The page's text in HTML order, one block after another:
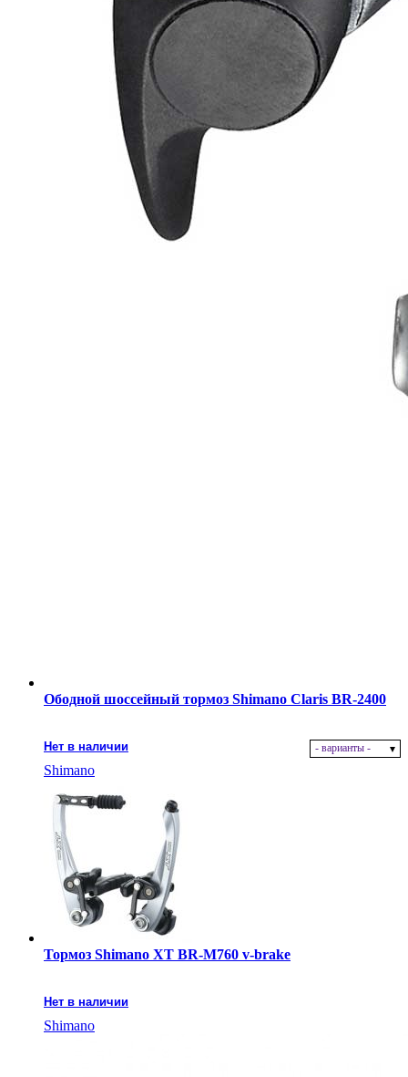
Ободной шоссейный тормоз Shimano Claris BR-2400
Нет в наличии - варианты -
Shimano
Тормоз Shimano XT BR-M760 v-brake
Нет в наличии
Shimano